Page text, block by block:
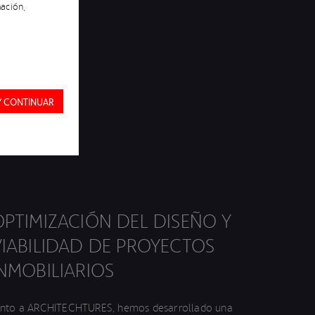
CONTINUAR
DEL DISEÑO Y
DE PROYECTOS
a ARCHITECHTURES, hemos desarrollado una